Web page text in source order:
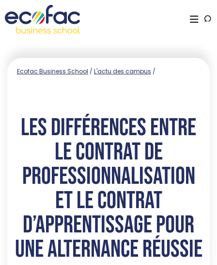
Ecofac Business School / L'actu des campus /
Les différences entre
le contrat de
professionnalisation
et le contrat
d’apprentissage pour
une alternance réussie